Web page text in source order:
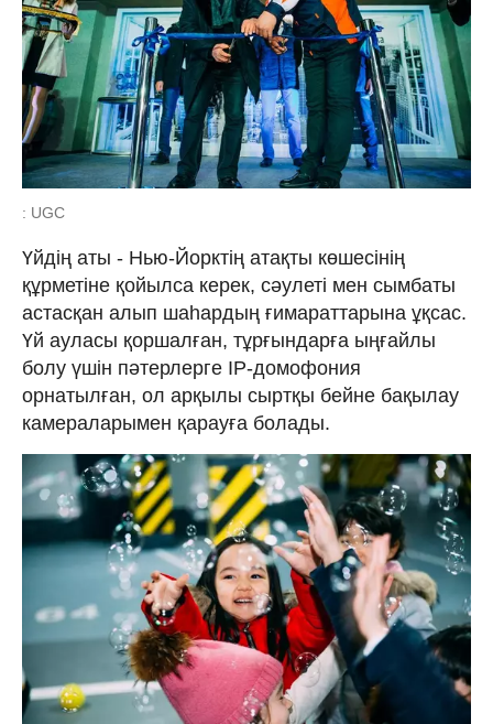
: UGC
Үйдің аты - Нью-Йорктің атақты көшесінің
құрметіне қойылса керек, сәулеті мен сымбаты
астасқан алып шаһардың ғимараттарына ұқсас.
Үй ауласы қоршалған, тұрғындарға ыңғайлы
болу үшін пәтерлерге IP-домофония
орнатылған, ол арқылы сыртқы бейне бақылау
камераларымен қарауға болады.